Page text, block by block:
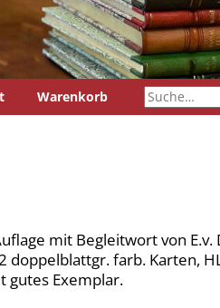
Warenkorb
mit Begleitwort von E.v.
doppelblattgr. farb. Karten,
gutes Exemplar.